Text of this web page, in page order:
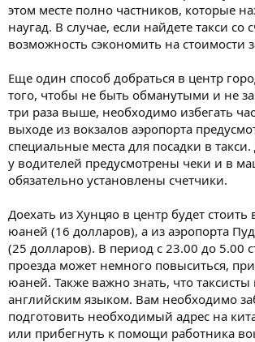
этом месте полно частников, которые
наугад. В случае, если найдете такси со
возможность сэкономить на стоимости
Еще один способ добраться в центр
того, чтобы не быть обманутыми и не
три раза выше, необходимо избегать
выходе из вокзалов аэропорта
специальные места для посадки в
у водителей предусмотрены чеки и в
обязательно установлены счетчики.
Доехать из Хунцяо в центр будет стоить
юаней (16 долларов), а из аэропорта
(25 долларов). В период с 23.00 до 5.00
проезда может немного повыситься,
юаней. Также важно знать, что
английским языком. Вам необходимо
подготовить необходимый адрес на
или прибегнуть к помощи работника